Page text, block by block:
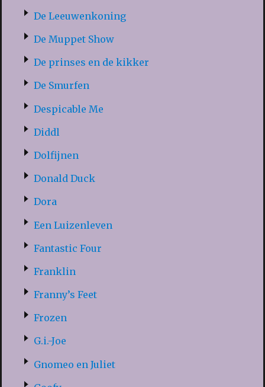
De Leeuwenkoning
De Muppet Show
De prinses en de kikker
De Smurfen
Despicable Me
Diddl
Dolfijnen
Donald Duck
Dora
Een Luizenleven
Fantastic Four
Franklin
Franny’s Feet
Frozen
G.i.-Joe
Gnomeo en Juliet